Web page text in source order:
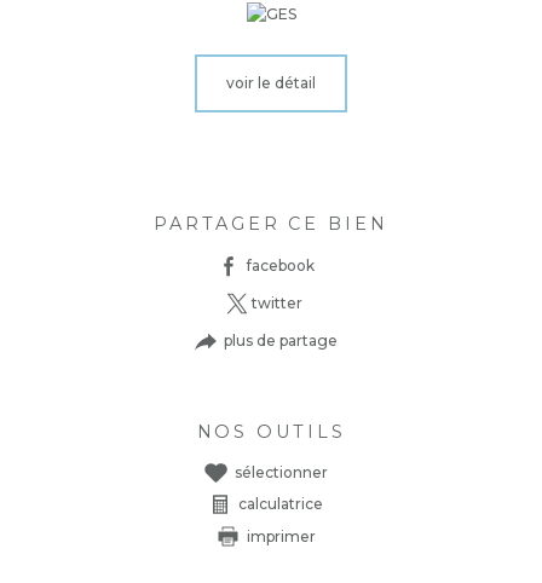
voir le détail
PARTAGER CE BIEN
facebook
twitter
plus de partage
NOS OUTILS
sélectionner
calculatrice
imprimer